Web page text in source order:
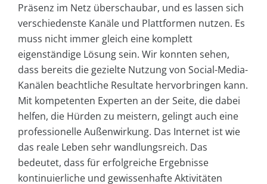
Präsenz im Netz überschaubar, und es lassen sich
verschiedenste Kanäle und Plattformen nutzen. Es
muss nicht immer gleich eine komplett
eigenständige Lösung sein. Wir konnten sehen,
dass bereits die gezielte Nutzung von Social-Media-
Kanälen beachtliche Resultate hervorbringen kann.
Mit kompetenten Experten an der Seite, die dabei
helfen, die Hürden zu meistern, gelingt auch eine
professionelle Außenwirkung. Das Internet ist wie
das reale Leben sehr wandlungsreich. Das
bedeutet, dass für erfolgreiche Ergebnisse
kontinuierliche und gewissenhafte Aktivitäten